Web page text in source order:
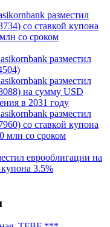
разместил
со ставкой купона
со сроком
разместил
разместил
на сумму USD
в 2031 году
разместил
со ставкой купона
со сроком
еврооблигации на
3.5%